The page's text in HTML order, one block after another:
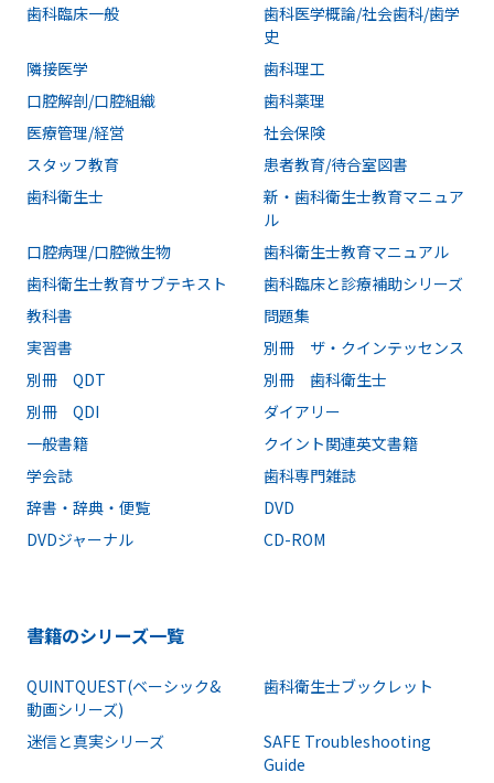
歯科臨床一般
歯科医学概論/社会歯科/歯学
史
隣接医学
歯科理工
口腔解剖/口腔組織
歯科薬理
医療管理/経営
社会保険
スタッフ教育
患者教育/待合室図書
歯科衛生士
新・歯科衛生士教育マニュア
ル
口腔病理/口腔微生物
歯科衛生士教育マニュアル
歯科衛生士教育サブテキスト
歯科臨床と診療補助シリーズ
教科書
問題集
実習書
別冊 ザ・クインテッセンス
別冊 QDT
別冊 歯科衛生士
別冊 QDI
ダイアリー
一般書籍
クイント関連英文書籍
学会誌
歯科専門雑誌
辞書・辞典・便覧
DVD
DVDジャーナル
CD-ROM
書籍のシリーズ一覧
QUINTQUEST(ベーシック&
動画シリーズ)
歯科衛生士ブックレット
迷信と真実シリーズ
SAFE Troubleshooting
Guide